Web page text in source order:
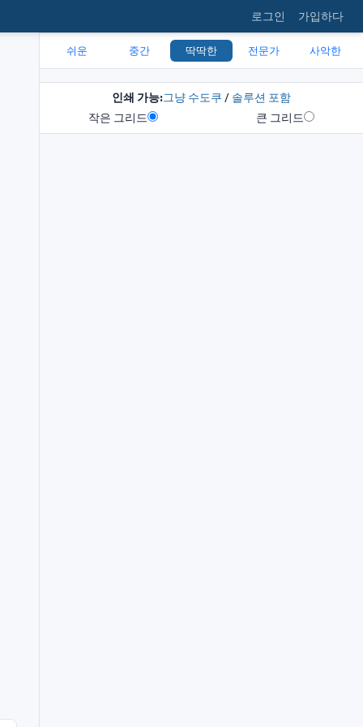
로그인 가입하다
쉬운 중간 딱딱한 전문가 사악한
인쇄 가능:그냥 수도쿠 / 솔루션 포함
작은 그리드
큰 그리드